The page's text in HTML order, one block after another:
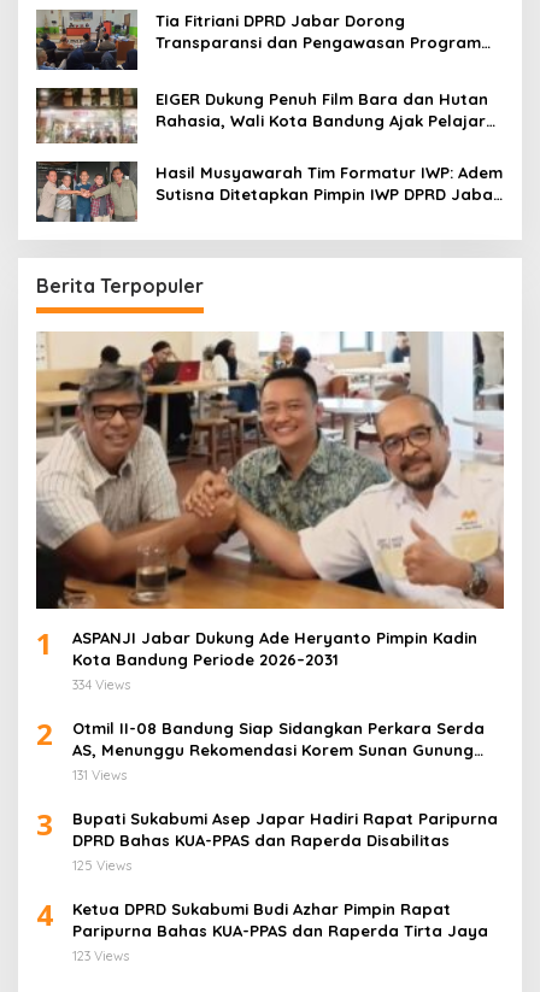
Bandung
Tia Fitriani DPRD Jabar Dorong
Transparansi dan Pengawasan Program
EIGER Dukung Penuh Film Bara dan Hutan
Rahasia, Wali Kota Bandung Ajak Pelajar
Hasil Musyawarah Tim Formatur IWP: Adem
Sutisna Ditetapkan Pimpin IWP DPRD Jabar
Berita Terpopuler
1
ASPANJI Jabar Dukung Ade Heryanto Pimpin Kadin
Kota Bandung Periode 2026–2031
334 Views
2
Otmil II-08 Bandung Siap Sidangkan Perkara Serda
AS, Menunggu Rekomendasi Korem Sunan Gunung
Jati Cirebon
131 Views
3
Bupati Sukabumi Asep Japar Hadiri Rapat Paripurna
DPRD Bahas KUA-PPAS dan Raperda Disabilitas
125 Views
4
Ketua DPRD Sukabumi Budi Azhar Pimpin Rapat
Paripurna Bahas KUA-PPAS dan Raperda Tirta Jaya
123 Views